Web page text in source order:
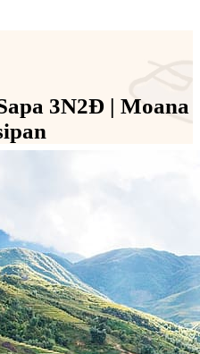
3N2Đ | Moana